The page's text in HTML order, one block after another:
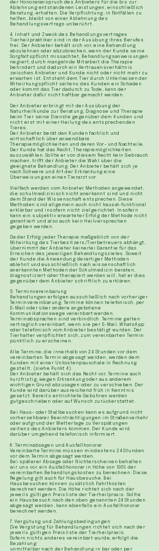
der Honoraranspruch des Anbieters für die bis zur
Ablehnung entstandenen Leistungen, einschließlich
Beratung, erhalten. Die Verpflichtung, in Notfällen zu
helfen, bleibt von einer Ablehnung des
Behandlungsvertrags unberührt.
4. Inhalt und Zweck des Behandlungsvertrages
Tierheilpraktiker sind in der Ausübung ihres Berufes
frei. Der Anbieter behält sich vor, eine Behandlung
abzulehnen oder abzubrechen, wenn der Kunde seine
Sorgfaltspflicht missachtet, Behandlungsanweisungen
negiert, durch mangelnde Mitarbeit die Therapie
behindert und dadurch ein Vertrauensverhältnis
zwischen Anbieter und Kunde nicht oder nicht mehr zu
erwarten ist. Entsteht dem Tier durch Unterlassen der
Mitwirkungspflicht seitens des Kunden ein Schaden
oder kommt das Tier dadurch zu Tode, kann der
Anbieter dafür nicht haftbar gemacht werden.
Der Anbieter erbringt mit der Ausübung der
Naturheilkunde zur Beratung, Diagnose und Therapie
beim Tier seine Dienste gegenüber dem Kunden und
nicht erst mit einer Heilung des entsprechenden
Tieres.
Der Anbieter berät den Kunden fachlich und
wirtschaftlich über anwendbare
Therapiemöglichkeiten und deren Vor- und Nachteile.
Der Kunde hat das Recht, Therapiemöglichkeiten
auszuwählen. Sollte er von diesem Recht kein Gebrauch
machen, trifft der Anbieter die Wahl über die
geeignete Behandlung. Der Anbieter behält sich je
nach Schwere und Art der Erkrankung eine
Überweisung an einen Tierarzt vor.
Vielfach werden vom Anbieter Methoden angewendet,
die schulmedizinisch nicht anerkannt sind und nicht
dem Stand der Wissenschaft entsprechen. Diese
Methoden sind allgemein auch nicht kausal-funktional
erklärbar und insofern nicht zielgerichtet. Insofern
kann ein subjektiv erwarteter Erfolg der Methode nicht
garantiert und also auch kein Heilversprechen
gegeben werden.
Da der Erfolg jeder Therapie maßgeblich von der
Mitwirkung des Tierbesitzers/Tierbetreuers abhängt,
übernimmt der Anbieter keinerlei Garantie für das
Erreichen des jeweiligen Behandlungszieles. Soweit
der Kunde die Anwendung derartiger Methoden
ablehnt und ausschließlich nach wissenschaftlich
anerkannten Methoden der Schulmedizin beraten,
diagnostiziert oder therapiert werden will, hat er dies
gegenüber dem Anbieter schriftlich zu erklären.
5. Terminvereinbarung
Behandlungen erfolgen ausschließlich nach vorheriger
Terminvereinbarung. Termine können telefonisch, per
E-Mail oder über andere angebotene
Kommunikationswege vereinbart werden.
Terminabsprachen sind verbindlich. Termine gelten
vertraglich vereinbart, wenn sie per E-Mail, WhatsApp
oder telefonisch vom Anbieter bestätigt wurden. Der
Tierhalter verpflichtet sich, zum vereinbarten Termin
pünktlich zu erscheinen.
Alle Termine, die innerhalb von 24 Stunden vor dem
vereinbarten Termin abgesagt werden, werden dem
Kunden mit einer Unkostenpauschale in Rechnung
gestellt. (siehe Punkt 4).
Der Anbieter behält sich das Recht vor, Termine auch
kurzfristig, wegen Erkrankung oder aus anderem
wichtigen Grund abzusagen oder zu verschieben. Der
Kunde wird darüber ausreichend früh in Kenntnis
gesetzt. Bereits entrichtete Gebühren werden
gutgeschrieben oder auf Wunsch zurückerstattet.
Bei Haus- oder Stallbesuchen kann es aufgrund nicht
vorhersehbarer Beeinträchtigungen im Straßenverkehr
oder aufgrund der Wetterlage zu Verspätungen
seitens des Anbieters kommen. Der Kunde wird
darüber umgehend telefonisch informiert.
​6. Terminabsagen und Ausfallhonorar
Vereinbarte Termine müssen mindestens 24 Stunden
vor dem Termin abgesagt werden.
Bei späterer Absage oder Nichterscheinen behalten
wir uns vor, ein Ausfallhonorar in Höhe von 100% der
vereinbarten Behandlungskosten zu berechnen. Diese
Regelung gilt auch für Hausbesuche. Bei
Hausbesuchen können zusätzlich Fahrtkosten
berechnet werden. Die Höhe richtet sich nach der
jeweils gültigen Preisliste der Tierheilpraxis. Sollte
ein Hausbesuch nach den oben genannten 24 Stunden
abgesagt werden, kann ebenfalls ein Ausfallhonorar
berechnet werden.
7. Vergütung und Zahlungsbedingungen
Die Vergütung für Behandlungen richtet sich nach der
jeweils gültigen Preisliste der Tierheilpraxis.
Sofern nichts anderes vereinbart wurde, erfolgt die
Bezahlung:
unmittelbar nach der Behandlung in bar oder per